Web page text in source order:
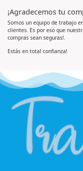
5
e
n
0
d
e
5
o
r
a
d
o
n
d
¡Agradecemos tu
Somos un equipo de trabajo
clientes. Es por eso que
compras sean seguras!.
Estás en total confianza!